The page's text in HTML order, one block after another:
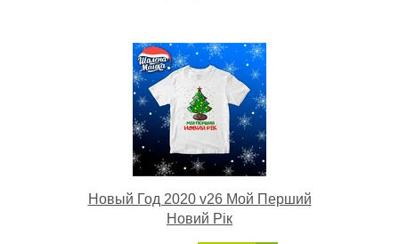
Новый Год 2020 v26 Мой Перший
Новий Рік